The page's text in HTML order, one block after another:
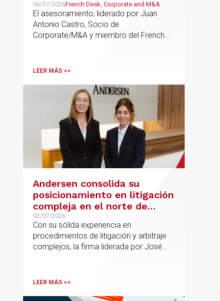
06/07/2026French Desk, Corporate and M&A
El asesoramiento, liderado por Juan
Antonio Castro, Socio de
Corporate/M&A y miembro del French
españolas que combinan los sectores
LEER MÁS >>
Andersen consolida su
posicionamiento en litigación
compleja en el norte de
España con la incorporación
de Rebeca Larena
02/07/2026
Con su sólida experiencia en
procedimientos de litigación y arbitraje
complejos, la firma liderada por José
posicionamiento en asesoramiento
LEER MÁS >>